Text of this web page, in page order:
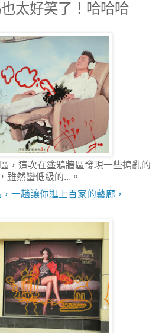
太好笑了！哈哈哈
，這次在塗鴉牆區發現一些搗亂的
雖然蠻低級的...。
，一趟讓你逛上百家的藝廊，